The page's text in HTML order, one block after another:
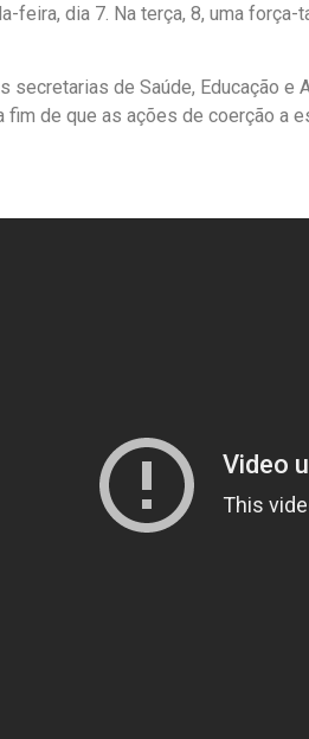
dia 7. Na terça, 8, uma
de Saúde, Educação
de que as ações de coerção a